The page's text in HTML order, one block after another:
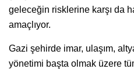
geleceğin risklerine karşı da
amaçlıyor.
Gazi şehirde imar, ulaşım,
yönetimi başta olmak üzere